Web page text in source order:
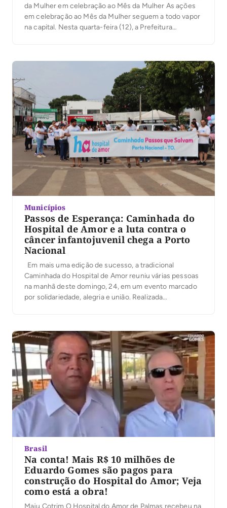
da Mulher em celebração ao Mês da Mulher As ações
em celebração ao Mês da Mulher seguem a todo vapor
na capital. Nesta quarta-feira (12), a Prefeitura
exames gratuitos de mamografia […]
Municípios
Passos de Esperança: Caminhada do
Hospital de Amor e a luta contra o
câncer infantojuvenil chega a Porto
Nacional
Em mais uma edição de sucesso, a tradicional
Caminhada do Hospital de Amor reuniu várias pessoas
na manhã deste domingo, 24, em um evento marcado
por solidariedade, alegria e união. Realizada
prevenção e do combate ao câncer infantojuvenil. O
evento […]
Brasil
Na conta! Mais R$ 10 milhões de
Eduardo Gomes são pagos para
construção do Hospital do Amor; Veja
como está a obra!
Maju Cotrim O Hospital do Amor de Palmas recebeu na